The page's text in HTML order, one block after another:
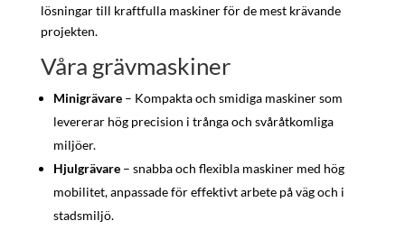
lösningar till kraftfulla maskiner för de mest krävande
projekten.
Våra grävmaskiner
Minigrävare– Kompakta och smidiga maskiner som
levererar hög precision i trånga och svåråtkomliga
miljöer.
Hjulgrävare– snabba och flexibla maskiner med hög
mobilitet, anpassade för effektivt arbete på väg och i
stadsmiljö.